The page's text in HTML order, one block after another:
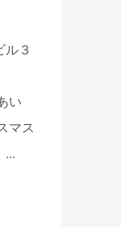
３
い
マス
...